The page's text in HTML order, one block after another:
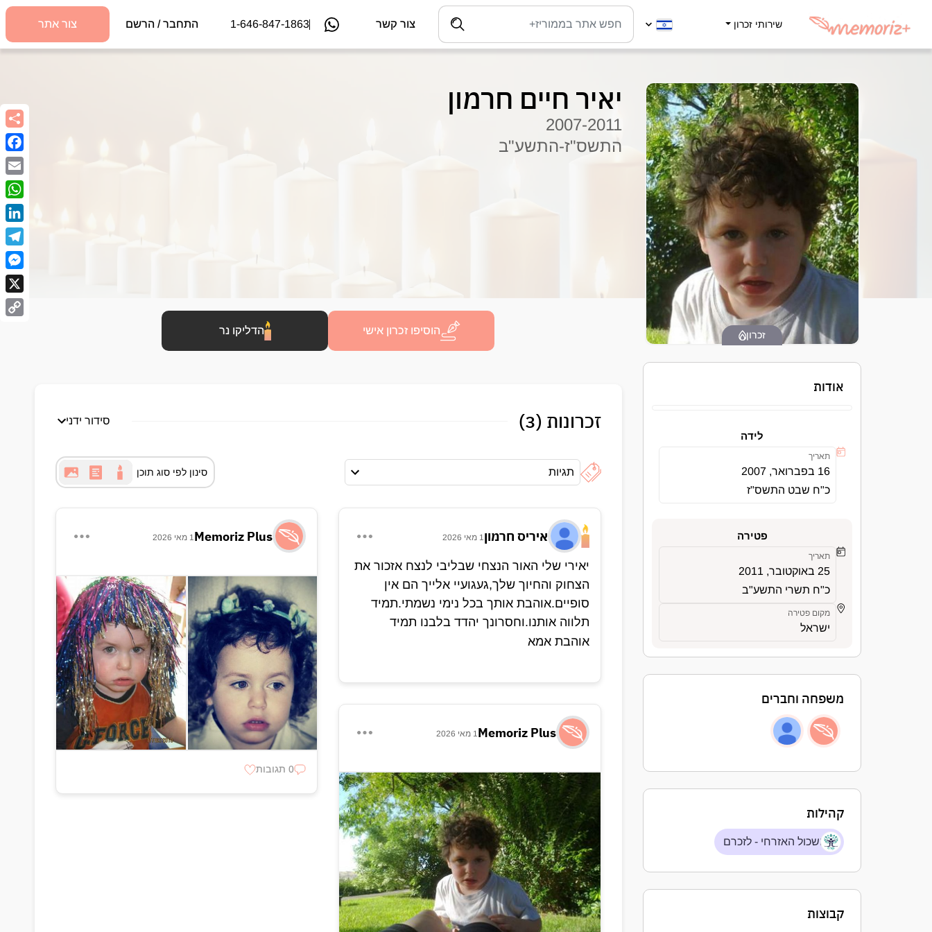
שירותי זכרון צור קשר 1-646-847-1863 התחבר / הרשם צור אתר
זכרון
אודות
לידה
תאריך
16 בפברואר, 2007
כ"ח שבט התשס"ז
פטירה
תאריך
25 באוקטובר, 2011
כ"ח תשרי התשע"ב
מקום פטירה
ישראל
משפחה וחברים
קהילות
השכול האזרחי - לזכרם
קבוצות
יאיר חיים חרמון
2007-2011
התשס"ז-התשע"ב
הוסיפו זכרון אישי הדליקו נר
זכרונות (3) סידור ידני
תגיות סינון לפי סוג תוכן
איריס חרמון 1 מאי 2026
יאירי שלי האור הנצחי שבליבי לנצח אזכור את
הצחוק והחיוך שלך,געגועיי אלייך הם אין
סופיים.אוהבת אותך בכל נימי נשמתי.תמיד
תלווה אותנו.וחסרונך יהדד בלבנו תמיד
אוהבת אמא
Memoriz Plus 1 מאי 2026
0 תגובות
Memoriz Plus 1 מאי 2026
X